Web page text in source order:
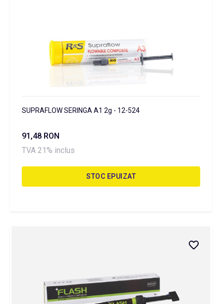
SUPRAFLOW SERINGA A1 2g - 12-524
91,48 RON
TVA 21% inclus
STOC EPUIZAT